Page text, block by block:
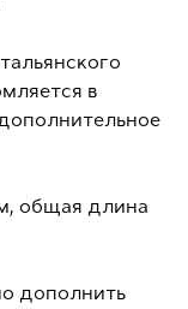
в
общая длина
дополнить